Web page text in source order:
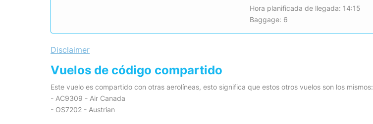
Hora planificada de llegada: 14:15
Baggage: 6
Disclaimer
Vuelos de código compartido
Este vuelo es compartido con otras aerolíneas, esto significa que estos otros vuelos son los mismos:
- AC9309 - Air Canada
- OS7202 - Austrian